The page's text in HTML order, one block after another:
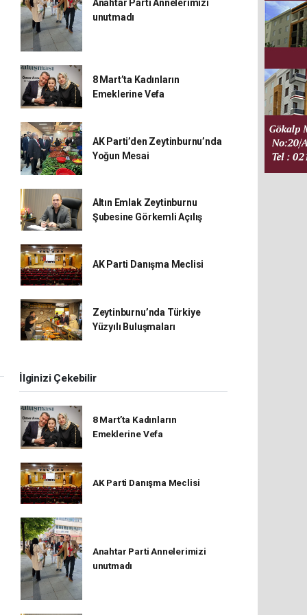
Anahtar Parti Annelerimizi
unutmadı
8 Mart’ta Kadınların
Emeklerine Vefa
AK Parti’den Zeytinburnu’nda
Yoğun Mesai
Altın Emlak Zeytinburnu
Şubesine Görkemli Açılış
AK Parti Danışma Meclisi
Zeytinburnu’nda Türkiye
Yüzyılı Buluşmaları
İlginizi Çekebilir
8 Mart’ta Kadınların
Emeklerine Vefa
AK Parti Danışma Meclisi
Anahtar Parti Annelerimizi
unutmadı